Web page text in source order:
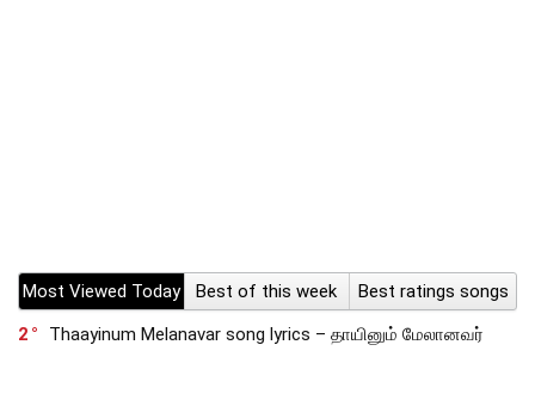
Most Viewed Today Best of this week
Best ratings songs
2
Thaayinum Melanavar song lyrics – தாயினும் மேலானவர்